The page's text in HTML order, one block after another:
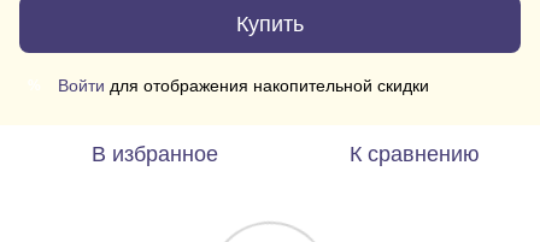
Купить
Войти для отображения накопительной скидки
В избранное К сравнению